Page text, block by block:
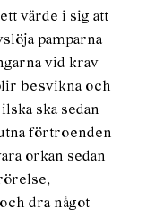
värde i sig att
pamparna
vid krav
besvikna och
ska sedan
förtroenden
orkan sedan
dra något